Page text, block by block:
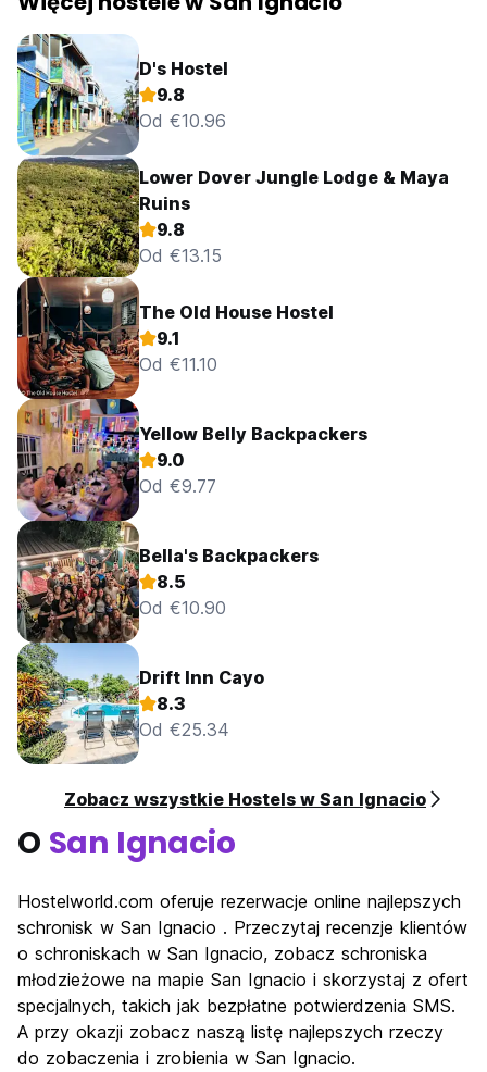
D's Hostel
9.8
Od €10.96
Lower Dover Jungle Lodge & Maya
Ruins
9.8
Od €13.15
The Old House Hostel
9.1
Od €11.10
Yellow Belly Backpackers
9.0
Od €9.77
Bella's Backpackers
8.5
Od €10.90
Drift Inn Cayo
8.3
Od €25.34
Zobacz wszystkie Hostels w San Ignacio
O San Ignacio
Hostelworld.com oferuje rezerwacje online najlepszych
schronisk w San Ignacio . Przeczytaj recenzje klientów
o schroniskach w San Ignacio, zobacz schroniska
młodzieżowe na mapie San Ignacio i skorzystaj z ofert
specjalnych, takich jak bezpłatne potwierdzenia SMS.
A przy okazji zobacz naszą listę najlepszych rzeczy
do zobaczenia i zrobienia w San Ignacio.